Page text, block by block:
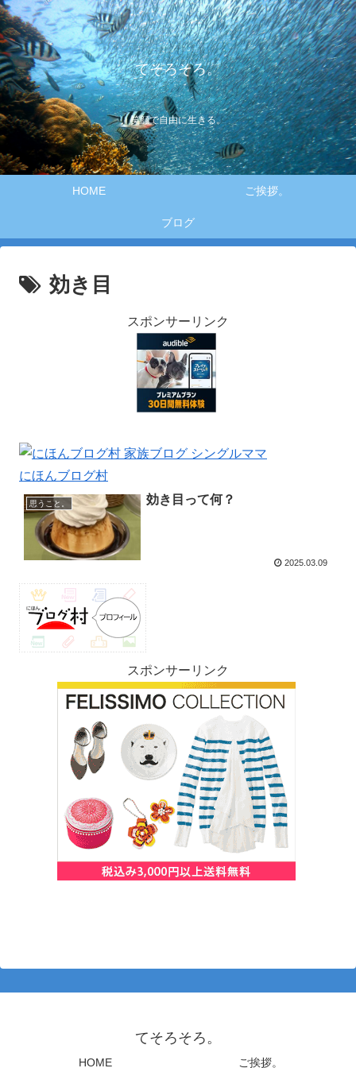
てそろそろ。
笑顔で自由に生きる。
HOME ご挨拶。
ブログ
効き目
スポンサーリンク
にほんブログ村
思うこと。 効き目って何？
2025.03.09
スポンサーリンク
てそろそろ。
HOME ご挨拶。